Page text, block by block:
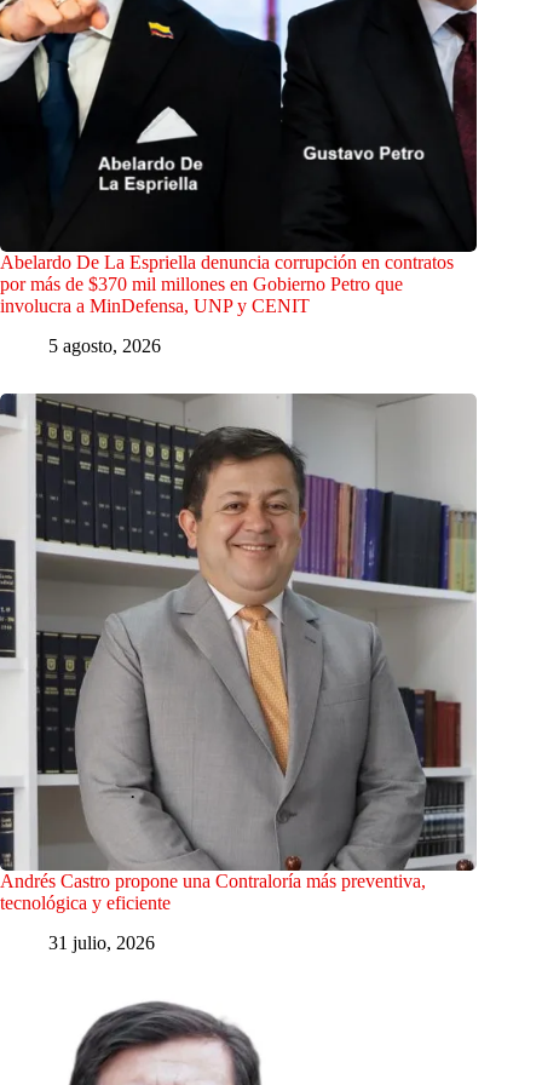
Abelardo De La Espriella denuncia corrupción en contratos
por más de $370 mil millones en Gobierno Petro que
involucra a MinDefensa, UNP y CENIT
5 agosto, 2026
Andrés Castro propone una Contraloría más preventiva,
tecnológica y eficiente
31 julio, 2026